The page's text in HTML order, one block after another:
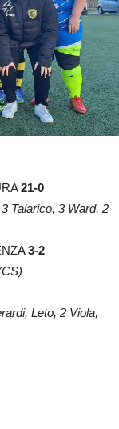
21-0
Talarico, 3 Ward, 2
3-2
Leto, 2 Viola,